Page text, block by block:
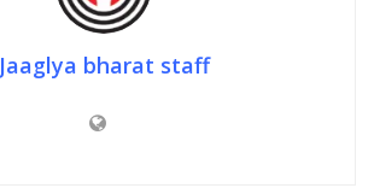
Jaaglya bharat staff